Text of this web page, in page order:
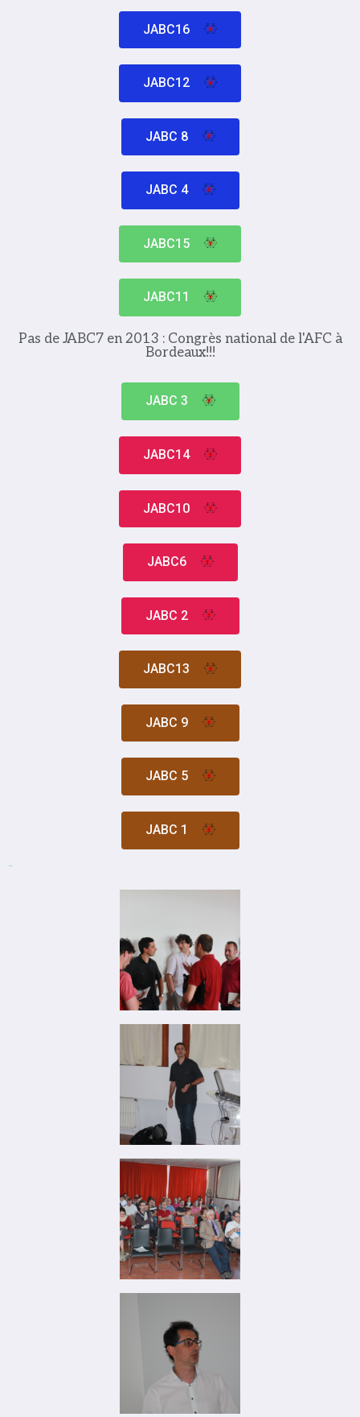
JABC16
JABC12
JABC 8
JABC 4
JABC15
JABC11
Pas de JABC7 en 2013 : Congrès national de l'AFC à
Bordeaux!!!
JABC 3
JABC14
JABC10
JABC6
JABC 2
JABC13
JABC 9
JABC 5
JABC 1